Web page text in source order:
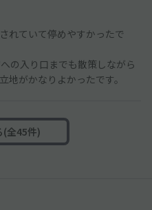
れていて停めやすかったで
の入り口までも散策しながら
地がかなりよかったです。
(全45件)